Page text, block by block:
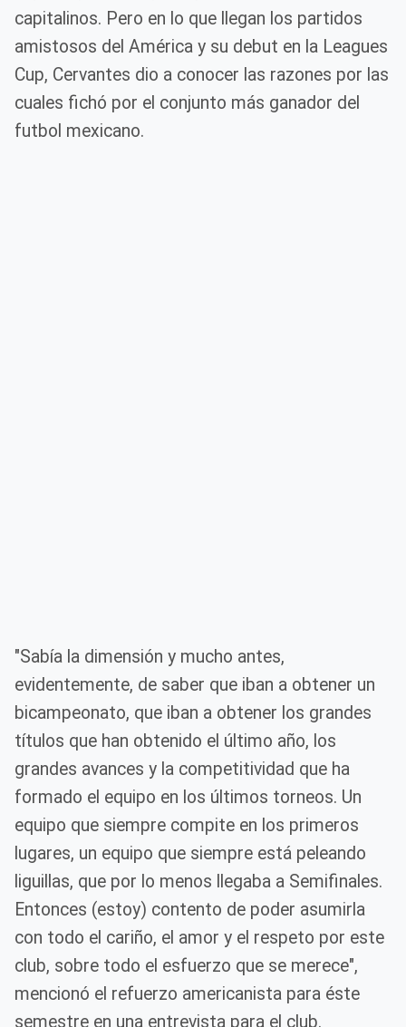
capitalinos. Pero en lo que llegan los partidos
amistosos del América y su debut en la Leagues
Cup, Cervantes dio a conocer las razones por las
cuales fichó por el conjunto más ganador del
futbol mexicano.
"Sabía la dimensión y mucho antes,
evidentemente, de saber que iban a obtener un
bicampeonato, que iban a obtener los grandes
títulos que han obtenido el último año, los
grandes avances y la competitividad que ha
formado el equipo en los últimos torneos. Un
equipo que siempre compite en los primeros
lugares, un equipo que siempre está peleando
liguillas, que por lo menos llegaba a Semifinales.
Entonces (estoy) contento de poder asumirla
con todo el cariño, el amor y el respeto por este
club, sobre todo el esfuerzo que se merece",
mencionó el refuerzo americanista para éste
semestre en una entrevista para el club.